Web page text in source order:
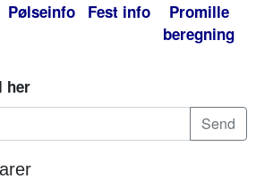
Pølseinfo Fest info
Promille
beregning
her